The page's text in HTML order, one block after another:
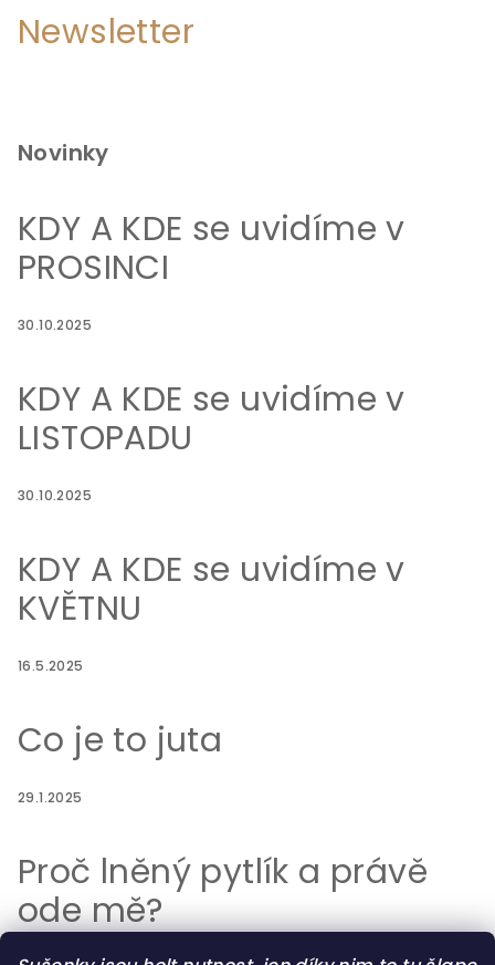
Newsletter
Novinky
KDY A KDE se uvidíme v
PROSINCI
30.10.2025
KDY A KDE se uvidíme v
LISTOPADU
30.10.2025
KDY A KDE se uvidíme v
KVĚTNU
16.5.2025
Co je to juta
29.1.2025
Proč lněný pytlík a právě
ode mě?